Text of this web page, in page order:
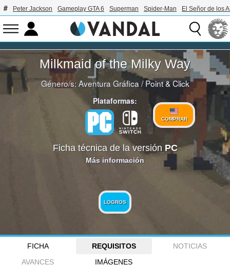
Peter Jackson Gameplay GTA 6 Superman Spider-Man El Señor de los
Milkmaid of the Milky Way
Género/s:Aventura Gráfica /Point & Click
Plataformas:
COMPRAR
Ficha técnica de la versión PC
Más información
LOGROS
FICHA REQUISITOS
NOTICIAS
AVANCES
IMÁGENES